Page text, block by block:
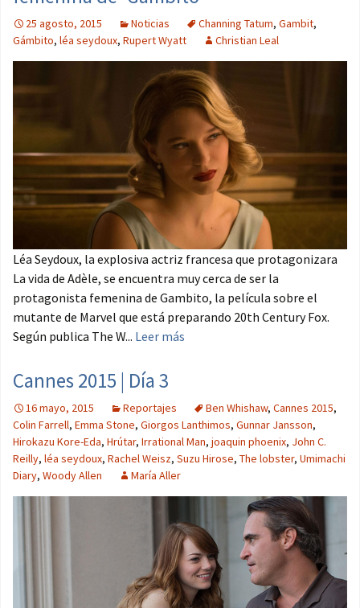
25 agosto, 2015 Noticias Channing Tatum, Gambit,
Gámbito, léa seydoux, Rupert Wyatt Christian Leal
Léa Seydoux, la explosiva actriz francesa que protagonizara
La vida de Adèle, se encuentra muy cerca de ser la
protagonista femenina de Gambito, la película sobre el
mutante de Marvel que está preparando 20th Century Fox.
Según publica The W... Leer más
Cannes 2015 | Día 3
16 mayo, 2015 Reportajes Ben Whishaw, Cannes 2015,
Colin Farrell, Emma Stone, Giorgos Lanthimos, Gunnar Jansson,
Hirokazu Kore-Eda, Hrútar, Irrational Man, joaquin phoenix, John C.
Reilly, léa seydoux, Rachel Weisz, Suzu Hirose, The lobster, Umimachi
Diary, Woody Allen María Aller